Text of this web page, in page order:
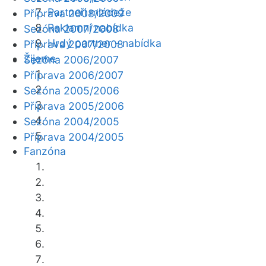
Partneři mládeže
Reklamní nabídka
Hrdý partner - nabídka
Žijeme
Fanzóna
Příprava 2008/2009
Sezóna 2007/2008
Příprava 2007/2008
Sezóna 2006/2007
Příprava 2006/2007
Sezóna 2005/2006
Příprava 2005/2006
Sezóna 2004/2005
Příprava 2004/2005